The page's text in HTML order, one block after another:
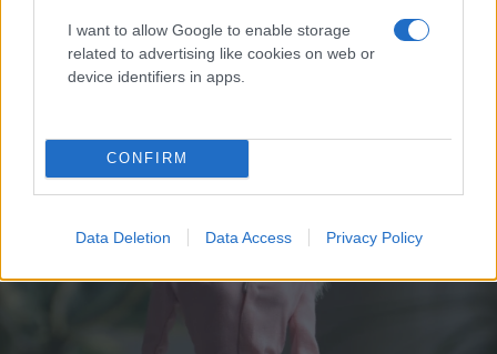
I want to allow Google to enable storage
related to advertising like cookies on web or
device identifiers in apps.
CONFIRM
Data Deletion Data Access Privacy Policy
18.01.2025 18:54
Συντακτική
Ομάδα